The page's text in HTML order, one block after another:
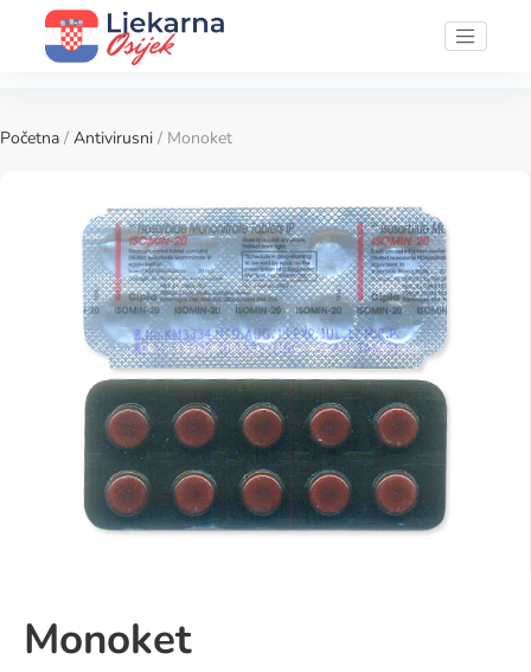
Početna / Antivirusni / Monoket
Monoket